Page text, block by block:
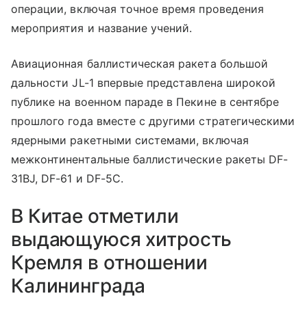
операции, включая точное время проведения
мероприятия и название учений.
Авиационная баллистическая ракета большой
дальности JL-1 впервые представлена широкой
публике на военном параде в Пекине в сентябре
прошлого года вместе с другими стратегическими
ядерными ракетными системами, включая
межконтинентальные баллистические ракеты DF-
31BJ, DF-61 и DF-5C.
В Китае отметили
выдающуюся хитрость
Кремля в отношении
Калининграда